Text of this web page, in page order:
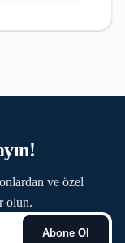
ve özel
olun.
Abone Ol